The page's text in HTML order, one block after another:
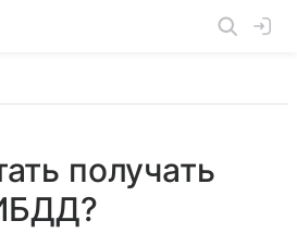
получать